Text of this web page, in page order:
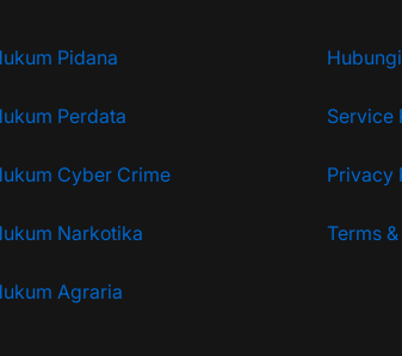
Pidana
Perdata
Cyber Crime
Narkotika
Agraria
Service
Privacy
Terms